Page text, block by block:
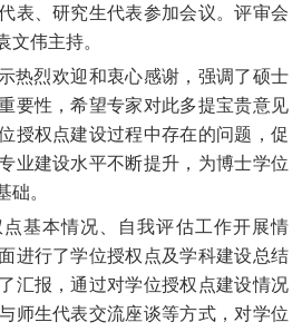
表、研究生代表参加会议。评审会
文伟主持。
热烈欢迎和衷心感谢，强调了硕士
要性，希望专家对此多提宝贵意见
授权点建设过程中存在的问题，促
业建设水平不断提升，为博士学位
础。
基本情况、自我评估工作开展情
进行了学位授权点及学科建设总结
汇报，通过对学位授权点建设情况
师生代表交流座谈等方式，对学位